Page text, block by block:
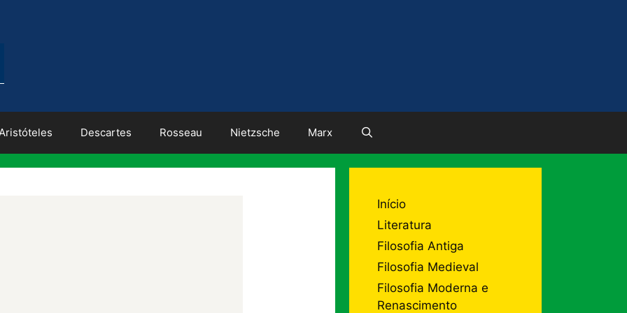
Descartes Rosseau Nietzsche Marx
Início
Literatura
Filosofia Antiga
Filosofia Medieval
Filosofia Moderna e
Renascimento